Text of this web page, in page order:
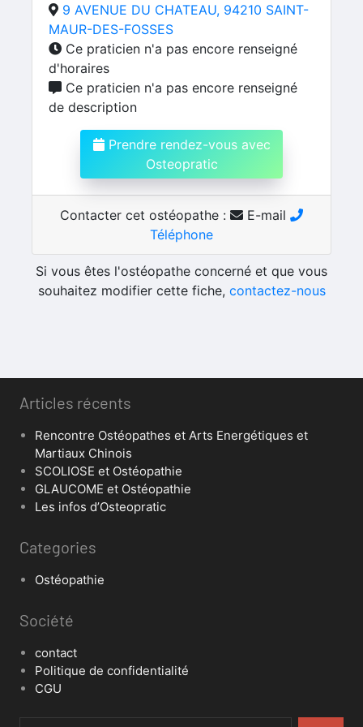
9 AVENUE DU CHATEAU, 94210 SAINT-
MAUR-DES-FOSSES
Ce praticien n'a pas encore renseigné
d'horaires
Ce praticien n'a pas encore renseigné
de description
Prendre rendez-vous avec
Osteopratic
Contacter cet ostéopathe :
E-mail
Téléphone
Si vous êtes l'ostéopathe concerné et que vous
souhaitez modifier cette fiche, contactez-nous
Articles récents
Rencontre Ostéopathes et Arts Energétiques et
Martiaux Chinois
SCOLIOSE et Ostéopathie
GLAUCOME et Ostéopathie
Les infos d’Osteopratic
Categories
Ostéopathie
Société
contact
Politique de confidentialité
CGU